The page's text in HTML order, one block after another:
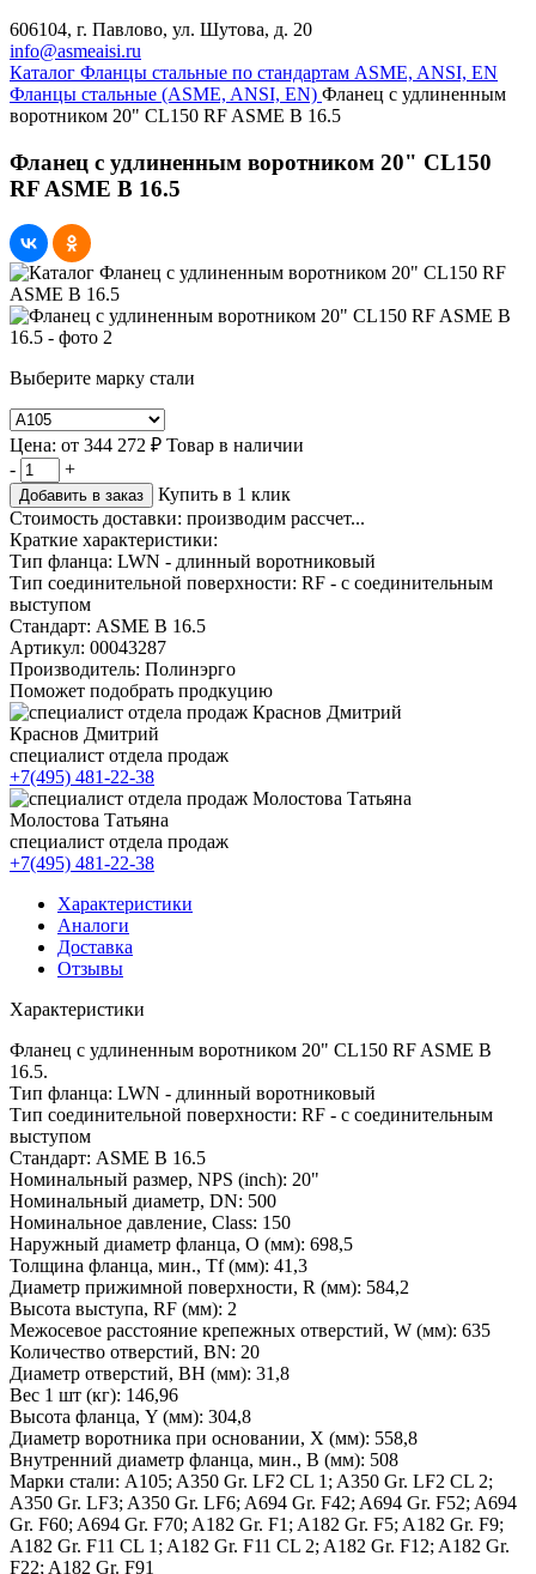
606104, г. Павлово, ул. Шутова, д. 20
info@asmeaisi.ru
Каталог Фланцы стальные по стандартам ASME, ANSI, EN
Фланцы стальные (ASME, ANSI, EN) Фланец с удлиненным
воротником 20" CL150 RF ASME B 16.5
Фланец с удлиненным воротником 20" CL150
RF ASME B 16.5
Выберите марку стали
Цена: от 344 272 ₽ Товар в наличии
-
+
Добавить в заказ
Купить в 1 клик
Стоимость доставки: производим рассчет...
Краткие характеристики:
Тип фланца: LWN - длинный воротниковый
Тип соединительной поверхности: RF - с соединительным
выступом
Стандарт: ASME B 16.5
Артикул: 00043287
Производитель: Полинэрго
Поможет подобрать продкуцию
Краснов Дмитрий
специалист отдела продаж
+7(495) 481-22-38
Молостова Татьяна
специалист отдела продаж
+7(495) 481-22-38
Характеристики
Аналоги
Доставка
Отзывы
Характеристики
Фланец с удлиненным воротником 20" CL150 RF ASME B
16.5.
Тип фланца: LWN - длинный воротниковый
Тип соединительной поверхности: RF - с соединительным
выступом
Стандарт: ASME B 16.5
Номинальный размер, NPS (inch): 20"
Номинальный диаметр, DN: 500
Номинальное давление, Class: 150
Наружный диаметр фланца, O (мм): 698,5
Толщина фланца, мин., Tf (мм): 41,3
Диаметр прижимной поверхности, R (мм): 584,2
Высота выступа, RF (мм): 2
Межосевое расстояние крепежных отверстий, W (мм): 635
Количество отверстий, BN: 20
Диаметр отверстий, BH (мм): 31,8
Вес 1 шт (кг): 146,96
Высота фланца, Y (мм): 304,8
Диаметр воротника при основании, X (мм): 558,8
Внутренний диаметр фланца, мин., B (мм): 508
Марки стали: A105; A350 Gr. LF2 CL 1; A350 Gr. LF2 CL 2;
A350 Gr. LF3; A350 Gr. LF6; A694 Gr. F42; A694 Gr. F52; A694
Gr. F60; A694 Gr. F70; A182 Gr. F1; A182 Gr. F5; A182 Gr. F9;
A182 Gr. F11 CL 1; A182 Gr. F11 CL 2; A182 Gr. F12; A182 Gr.
F22; A182 Gr. F91